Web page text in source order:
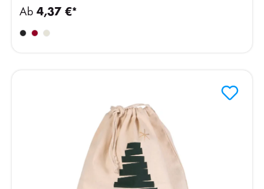
Ab 4,37 €*